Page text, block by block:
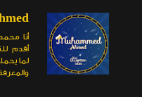
أنا
أقدم
لما